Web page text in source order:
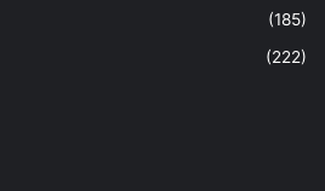
(185)
(222)